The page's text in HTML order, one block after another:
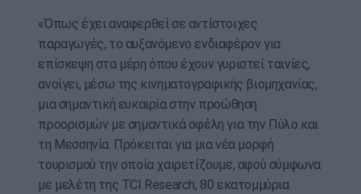
«Όπως έχει αναφερθεί σε αντίστοιχες
παραγωγές, το αυξανόμενο ενδιαφέρον για
επίσκεψη στα μέρη όπου έχουν γυριστεί ταινίες,
ανοίγει, μέσω της κινηματογραφικής βιομηχανίας,
μια σημαντική ευκαιρία στην προώθηση
προορισμών με σημαντικά οφέλη για την Πύλο και
τη Μεσσηνία. Πρόκειται για μια νέα μορφή
τουρισμού την οποία χαιρετίζουμε, αφού σύμφωνα
με μελέτη της TCI Research, 80 εκατομμύρια